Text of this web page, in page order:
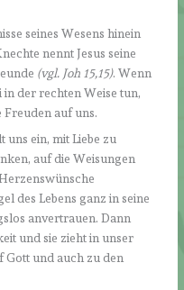
seines Wesens hinein
nennt Jesus seine
(vgl. Joh 15,15). Wenn
der rechten Weise tun,
Freuden auf uns.
uns ein, mit Liebe zu
auf die Weisungen
des Lebens ganz in seine
anvertrauen. Dann
und sie zieht in unser
Gott und auch zu den